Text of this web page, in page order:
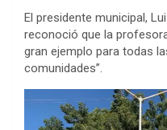
El presidente municipal,
reconoció que la
gran ejemplo para todas
comunidades”.